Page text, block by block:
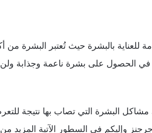
للعناية بالبشرة حيث تُعتبر البشرة من
الحصول على بشرة ناعمة وجذابة ولن
البشرة التي تصاب بها نتيجة
وإليكم في السطور الآتية المزيد